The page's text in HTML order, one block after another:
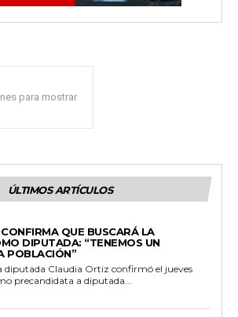
para mostrar
ÚLTIMOS ARTÍCULOS
QUE BUSCARÁ LA
DIPUTADA: “TENEMOS UN
POBLACIÓN”
diputada Claudia Ortiz confirmó el jueves
precandidata a diputada...